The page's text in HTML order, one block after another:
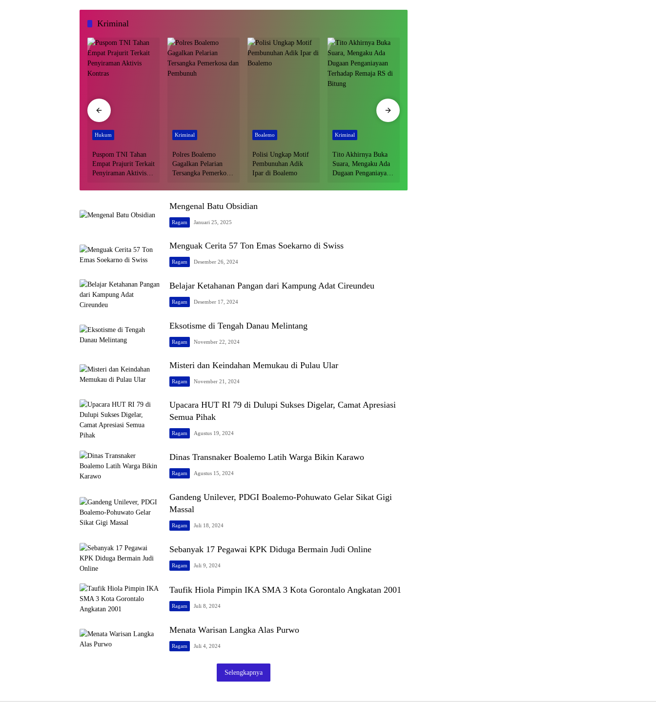
Kriminal
Hukum
Puspom TNI Tahan
Empat Prajurit Terkait
Penyiraman Aktivis
Kriminal
Polres Boalemo
Gagalkan Pelarian
Tersangka Pemerkosa
Boalemo
Polisi Ungkap Motif
Pembunuhan Adik
Ipar di Boalemo
Kriminal
Tito Akhirnya Buka
Suara, Mengaku Ada
Dugaan Penganiayaan
di Bitung
Mengenal Batu Obsidian
Ragam Januari 25, 2025
Menguak Cerita 57 Ton Emas Soekarno di Swiss
Ragam Desember 26, 2024
Belajar Ketahanan Pangan dari Kampung Adat Cireundeu
Ragam Desember 17, 2024
Eksotisme di Tengah Danau Melintang
Ragam November 22, 2024
Misteri dan Keindahan Memukau di Pulau Ular
Ragam November 21, 2024
Upacara HUT RI 79 di Dulupi Sukses Digelar, Camat Apresiasi
Semua Pihak
Ragam Agustus 19, 2024
Dinas Transnaker Boalemo Latih Warga Bikin Karawo
Ragam Agustus 15, 2024
Gandeng Unilever, PDGI Boalemo-Pohuwato Gelar Sikat Gigi
Massal
Ragam Juli 18, 2024
Sebanyak 17 Pegawai KPK Diduga Bermain Judi Online
Ragam Juli 9, 2024
Taufik Hiola Pimpin IKA SMA 3 Kota Gorontalo Angkatan 2001
Ragam Juli 8, 2024
Menata Warisan Langka Alas Purwo
Ragam Juli 4, 2024
Selengkapnya